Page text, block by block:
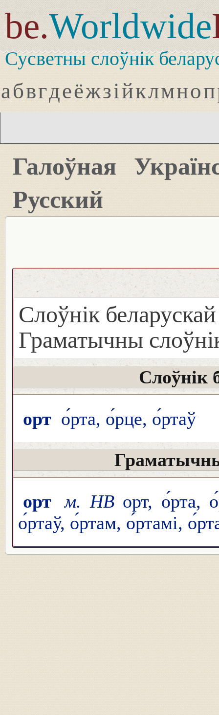
be.Worldwide
Сусветны слоўнік
абвгдеёжзійклмноп
Галоўная
Русский
Слоўнік
Граматычны
Слоўнік
орт о́рта, о́рце, о́ртаў
орт м. НВорт, о́рта,
о́ртаў, о́ртам, о́ртамі,